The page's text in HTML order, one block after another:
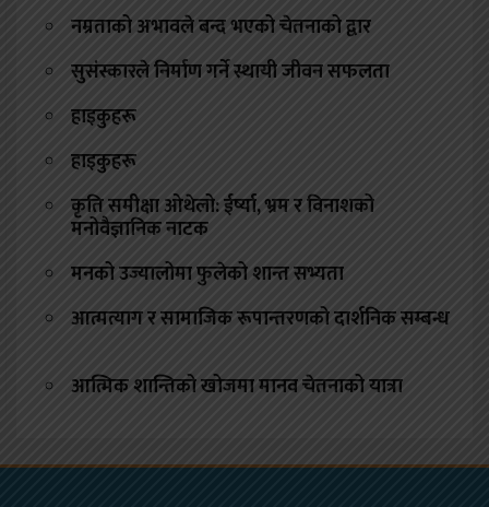
नम्रताको अभावले बन्द भएको चेतनाको द्वार
सुसंस्कारले निर्माण गर्ने स्थायी जीवन सफलता
हाइकुहरू
हाइकुहरू
कृति समीक्षा ओथेलो: ईर्ष्या, भ्रम र विनाशको
मनोवैज्ञानिक नाटक
मनको उज्यालोमा फुलेको शान्त सभ्यता
आत्मत्याग र सामाजिक रूपान्तरणको दार्शनिक सम्बन्ध
आत्मिक शान्तिको खोजमा मानव चेतनाको यात्रा